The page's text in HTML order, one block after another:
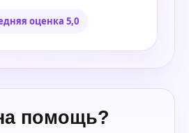
оценка 5,0
помощь?